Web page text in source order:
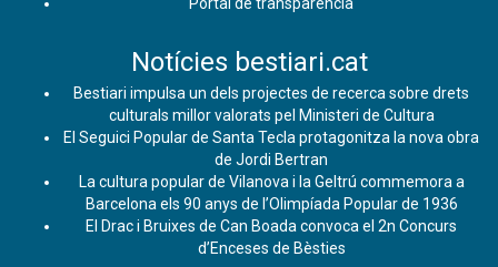
Notícies bestiari.cat
Bestiari impulsa un dels projectes de recerca sobre drets
culturals millor valorats pel Ministeri de Cultura
El Seguici Popular de Santa Tecla protagonitza la nova obra
de Jordi Bertran
La cultura popular de Vilanova i la Geltrú commemora a
Barcelona els 90 anys de l’Olimpíada Popular de 1936
El Drac i Bruixes de Can Boada convoca el 2n Concurs
d’Enceses de Bèsties